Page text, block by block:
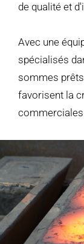
de qualité et
Avec une
spécialisés
sommes
favorisent la